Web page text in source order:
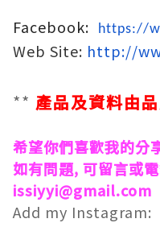
Facebook: https://
Web Site: http://
** 產品及資料由
希望你們喜歡我的分
如有問題, 可留言或
issiyyi@gmail.com
Add my Instagram: